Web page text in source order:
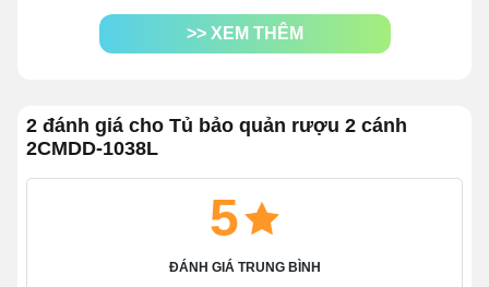
quán bar, nhà hàng,...
Điều chỉnh nhiệt độ linh hoạt trong khoảng
Công nghệ làm lạnh trực tiếpUltra Cooling
làm lạnh nhanh, lạnh sâu.
Công nghệ kính Low Evừa hạn chế thoát nhiệt,
vừa chống đọng sương, giúp khách hàng quan sát
vật phẩm bên trong dễ dàng.
Đèn LED chiếu sáng 3 chế độ
>> XEM THÊM
2 đánh giá cho Tủ bảo quản rượu 2 cánh
2CMDD-1038L
5
ĐÁNH GIÁ TRUNG BÌNH